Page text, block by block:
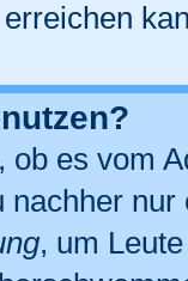
ob es vom
nachher
, um